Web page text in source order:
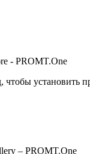
чтобы установить